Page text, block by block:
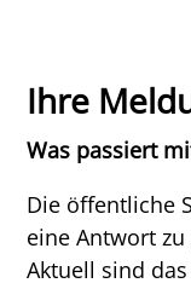
Ihre
Was passiert
Die öffentliche
eine Antwort zu
Aktuell sind